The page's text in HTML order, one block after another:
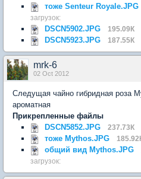
тоже Senteur Royale.JPG
загрузок:
DSCN5902.JPG 195.09К
DSCN5923.JPG 187.55К
mrk-6
02 Oct 2012
Следущая чайно гибридная роза
ароматная
Прикрепленные файлы
DSCN5852.JPG
237.73К
тоже Mythos.JPG
общий вид Mythos.JPG
загрузок: